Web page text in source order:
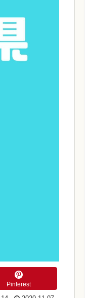
Pinterest